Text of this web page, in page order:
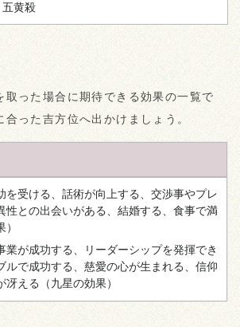
五黄殺
取った場合に期待できる効果の一覧で
った吉方位へ出かけましょう。
を受ける、話術が向上する、交渉事やプレ
性との出会いがある、結婚する、食事で満
業が成功する、リーダーシップを発揮でき
ルで成功する、慈愛の心が生まれる、信仰
冴える （九星の効果）